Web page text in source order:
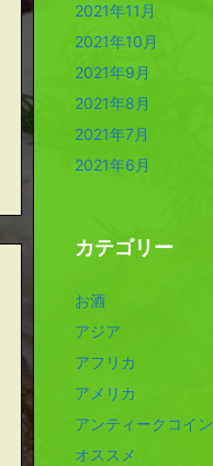
2021年11月
2021年10月
2021年9月
2021年8月
2021年7月
2021年6月
カテゴリー
お酒
アジア
アフリカ
アメリカ
アンティークコイン
オススメ